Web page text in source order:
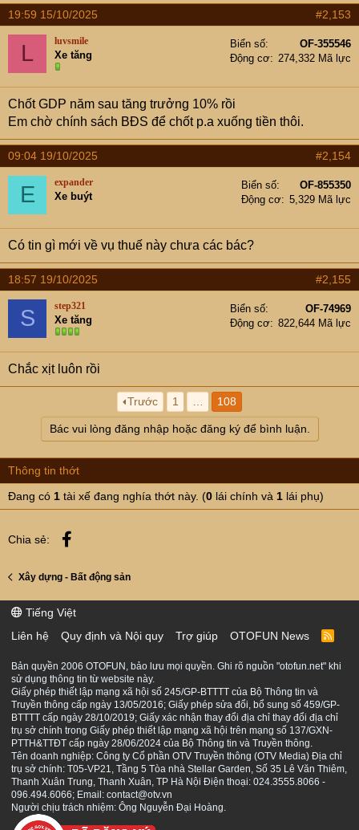
19:59 15/10/2025 #2,153
L luvsmile
Xe tăng
Biển số
OF-355546
Động cơ
274,332 Mã lực
Chốt GDP năm sau tăng trưởng 10% rồi
Em chờ chính sách BĐS để chốt p.a xuống tiền thôi.
09:04 19/10/2025 #2,154
E expander
Xe buýt
Biển số
OF-855350
Động cơ
5,329 Mã lực
Có tin gì mới về vụ thuế này chưa các bác?
18:57 19/10/2025 #2,155
S step321
Xe tăng
Biển số
OF-74969
Động cơ
822,644 Mã lực
Chắc xịt luôn rồi
Trước 1 108
Bác vui lòng đăng nhập hoặc đăng ký để bình luận.
Thông tin thớt
Đang có 1 tài xế đang nghía thớt này. (0 lái chính và 1 lái phụ)
Chia sẻ:
Xây dựng - Bất động sản
Tiếng Việt
Liên hệ
Quy định và Nội quy Trợ giúp OTOFUN News
R
S
Bản quyền 2006 OTOFUN, bảo lưu mọi quyền. Ghi rõ nguồn "otofun.net" khi
sử dụng thông tin từ website này.
Giấy phép thiết lập mạng xã hội số 245/GP-BTTTT của Bộ Thông tin và
Truyền thông cấp ngày 13/05/2016; Giấy phép sửa đổi, bổ sung số 459/GP-
BTTTT cấp ngày 28/10/2019; Giấy xác nhận thay đổi địa chỉ thay đổi địa chỉ
trụ sở chính trong Giấy phép thiết lập mạng xã hội trên mạng số 137/GXN-
PTTH&TTĐT cấp ngày 28/06/2024 của Bộ Thông tin và Truyền thông.
Tên doanh nghiệp: Công ty Cổ phần OTV Truyền thông (OTV Media) Địa chỉ
trụ sở chính: T05-VP21, Tầng 5 Tòa nhà Stellar Garden, Số 35 Lê Văn Thiêm,
Thanh Xuân Trung, Thanh Xuân, TP Hà Nội Điện thoại: 024.3555.8066 -
096.494.6066; Email: contact@otv.vn
Người chịu trách nhiệm: Ông Nguyễn Đại Hoàng.